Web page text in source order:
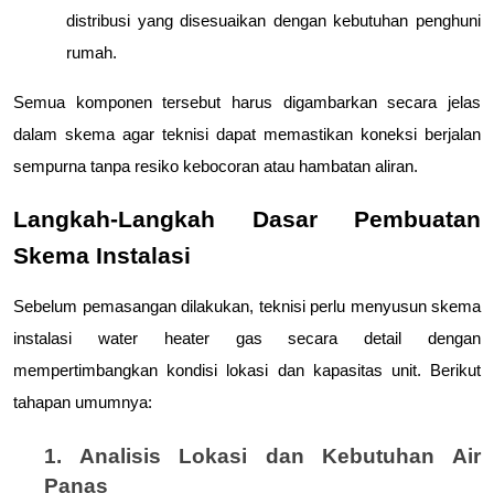
distribusi yang disesuaikan dengan kebutuhan penghuni
rumah.
Semua komponen tersebut harus digambarkan secara jelas
dalam skema agar teknisi dapat memastikan koneksi berjalan
sempurna tanpa resiko kebocoran atau hambatan aliran.
Langkah-Langkah Dasar Pembuatan
Skema Instalasi
Sebelum pemasangan dilakukan, teknisi perlu menyusun skema
instalasi water heater gas secara detail dengan
mempertimbangkan kondisi lokasi dan kapasitas unit. Berikut
tahapan umumnya:
1. Analisis Lokasi dan Kebutuhan Air
Panas